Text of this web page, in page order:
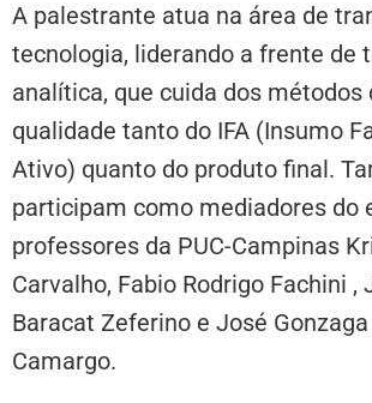
A palestrante atua na área de
tecnologia, liderando a frente de
analítica, que cuida dos métodos
qualidade tanto do IFA (Insumo
Ativo) quanto do produto final.
participam como mediadores do
professores da PUC-Campinas
Carvalho, Fabio Rodrigo Fachini ,
Baracat Zeferino e José
Camargo.